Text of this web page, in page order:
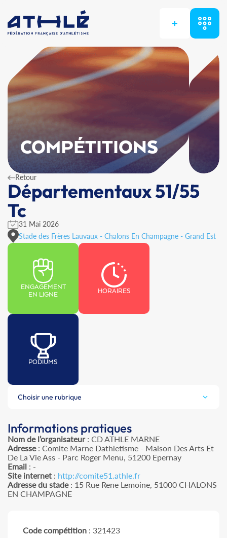
+
COMPÉTITIONS
Retour
Départementaux 51/55
Tc
31 Mai 2026
Stade des Frères Lauvaux - Chalons En Champagne - Grand Est
ENGAGEMENT
EN LIGNE
HORAIRES
PODIUMS
Choisir une rubrique
Informations pratiques
Nom de l’organisateur: CD ATHLE MARNE
Adresse: Comite Marne Dathletisme - Maison Des Arts Et
De La Vie Ass - Parc Roger Menu, 51200 Epernay
Email : -
Site internet : http://comite51.athle.fr
Adresse du stade: 15 Rue Rene Lemoine, 51000 CHALONS
EN CHAMPAGNE
Code compétition : 321423